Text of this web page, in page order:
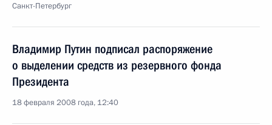
Санкт-Петербург
Владимир Путин подписал распоряжение
о выделении средств из резервного фонда
Президента
18 февраля 2008 года, 12:40